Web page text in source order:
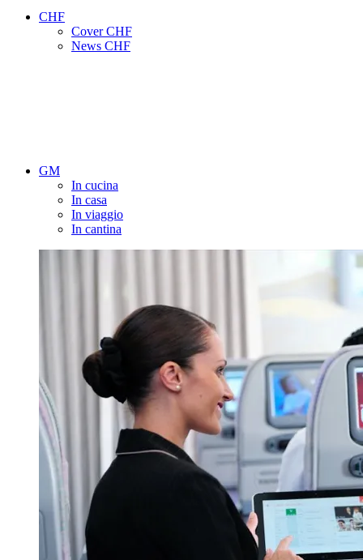
CHF
Cover CHF
News CHF
GM
In cucina
In casa
In viaggio
In cantina